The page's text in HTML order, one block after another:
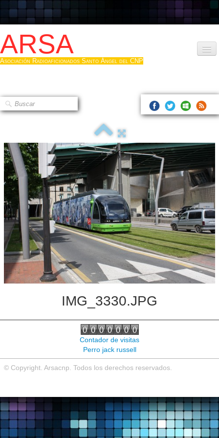
ARSA
Asociación Radioaficionados Santo Ángel del CNP
Que es la ARSA
Hacerse socio
Log diploma en Pdf
Fotos ▼
Sistemas Digitales
Noticias de interés
Contacto
IMG_3330.JPG
Contador de visitas
Perro jack russell
© Copyright. Arsacnp. Todos los derechos reservados.